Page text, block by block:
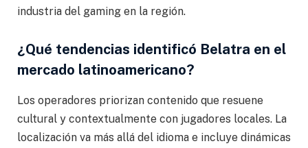
industria del gaming en la región.
¿Qué tendencias identificó Belatra en el
mercado latinoamericano?
Los operadores priorizan contenido que resuene
cultural y contextualmente con jugadores locales. La
localización va más allá del idioma e incluye dinámicas